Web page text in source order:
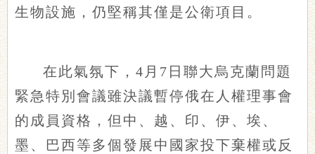
生物設施，仍堅稱其僅是公衛項目。
在此氣氛下，4月7日聯大烏克蘭問題
緊急特別會議雖決議暫停俄在人權理事會
的成員資格，但中、越、印、伊、埃、
墨、巴西等多個發展中國家投下棄權或反